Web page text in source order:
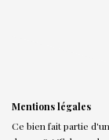
Mentions légales
Ce bien fait partie